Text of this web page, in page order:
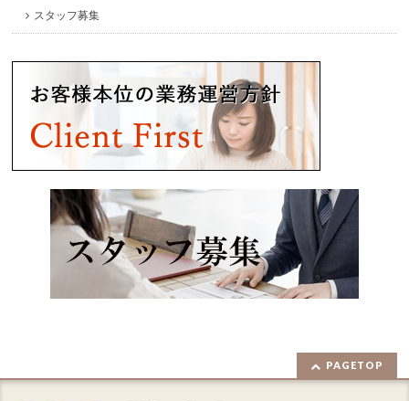
スタッフ募集
PAGETOP